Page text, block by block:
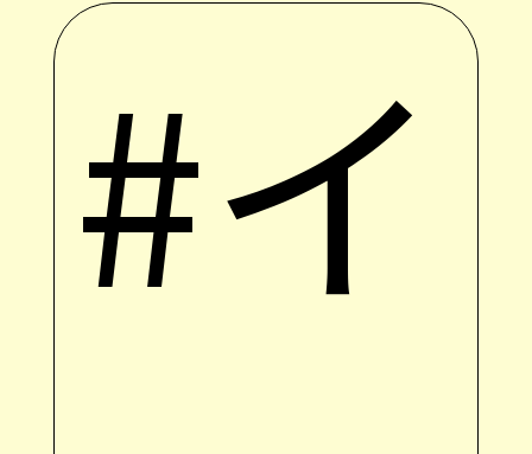
#イ